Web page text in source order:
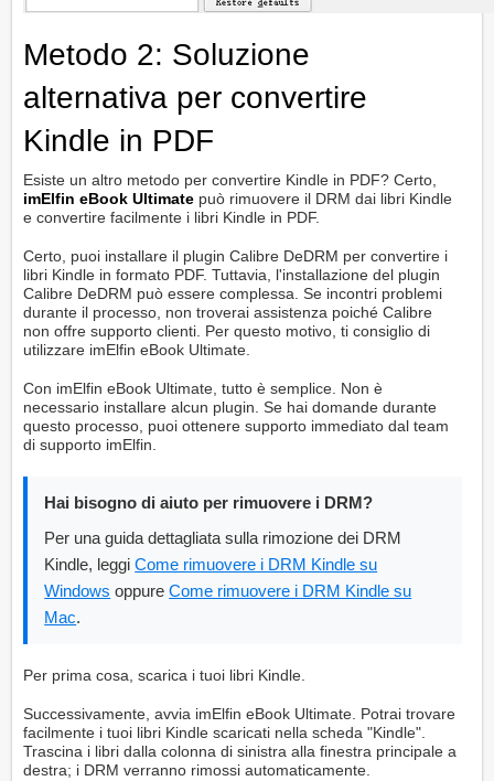
Metodo 2: Soluzione
alternativa per convertire
Kindle in PDF
Esiste un altro metodo per convertire Kindle in PDF? Certo,
imElfin eBook Ultimate può rimuovere il DRM dai libri Kindle
e convertire facilmente i libri Kindle in PDF.
Certo, puoi installare il plugin Calibre DeDRM per convertire i
libri Kindle in formato PDF. Tuttavia, l'installazione del plugin
Calibre DeDRM può essere complessa. Se incontri problemi
durante il processo, non troverai assistenza poiché Calibre
non offre supporto clienti. Per questo motivo, ti consiglio di
utilizzare imElfin eBook Ultimate.
Con imElfin eBook Ultimate, tutto è semplice. Non è
necessario installare alcun plugin. Se hai domande durante
questo processo, puoi ottenere supporto immediato dal team
di supporto imElfin.
Hai bisogno di aiuto per rimuovere i DRM?
Per una guida dettagliata sulla rimozione dei DRM
Kindle, leggiCome rimuovere i DRM Kindle su
Windows oppureCome rimuovere i DRM Kindle su
Mac.
Per prima cosa, scarica i tuoi libri Kindle.
Successivamente, avvia imElfin eBook Ultimate. Potrai trovare
facilmente i tuoi libri Kindle scaricati nella scheda "Kindle".
Trascina i libri dalla colonna di sinistra alla finestra principale a
destra; i DRM verranno rimossi automaticamente.